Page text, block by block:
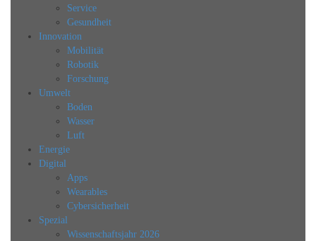
Service
Gesundheit
Innovation
Mobilität
Robotik
Forschung
Umwelt
Boden
Wasser
Luft
Energie
Digital
Apps
Wearables
Cybersicherheit
Spezial
Wissenschaftsjahr 2026